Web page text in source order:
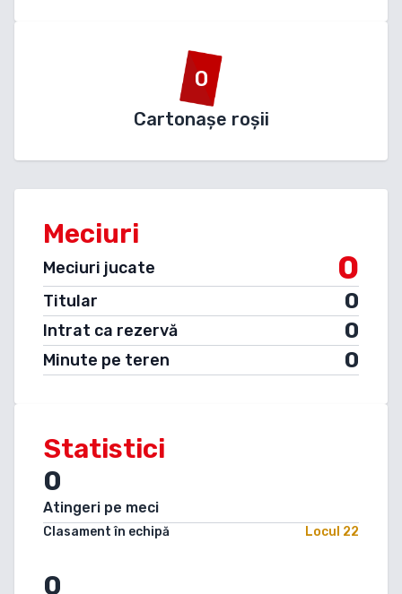
0
Cartonașe roșii
Meciuri
Meciuri jucate 0
Titular 0
Intrat ca rezervă 0
Minute pe teren 0
Statistici
0
Atingeri pe meci
Clasament în echipă Locul 22
0